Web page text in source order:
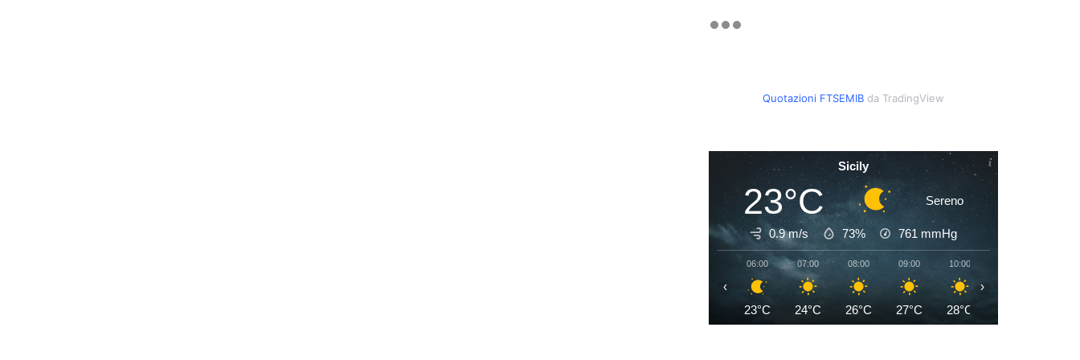
Quotazioni FTSEMIB da TradingView
Sicily
23°C Sereno
0.9 m/s 73% 761 mmHg
06:00
23°C
07:00
24°C
08:00
26°C
09:00
27°C
10:00
28°C
‹ ›